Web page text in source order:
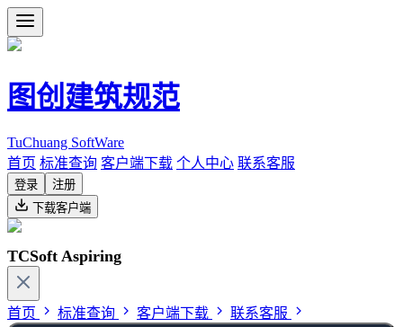
图创建筑规范
TuChuang SoftWare
首页 标准查询 客户端下载 个人中心 联系客服
登录
注册
下载客户端
TCSoft Aspiring
首页 标准查询 客户端下载 联系客服